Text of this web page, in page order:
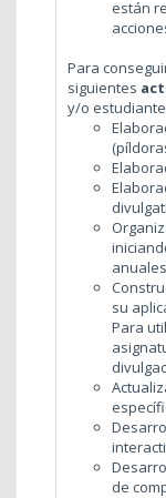
están
Para
siguientes
y/o
su
Para
de